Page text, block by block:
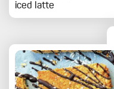
iced latte